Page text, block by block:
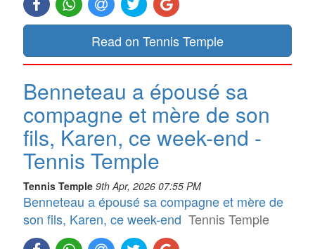
Read on Tennis Temple
Benneteau a épousé sa
compagne et mère de son
fils, Karen, ce week-end -
Tennis Temple
Tennis Temple 9th Apr, 2026 07:55 PM
Benneteau a épousé sa compagne et mère de
son fils, Karen, ce week-end Tennis Temple